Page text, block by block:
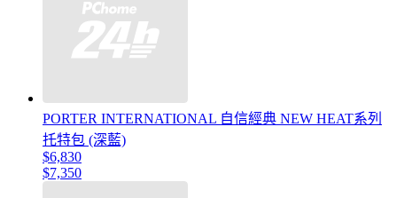
PORTER INTERNATIONAL 自信經典 NEW HEAT系列
托特包 (深藍)
$6,830
$7,350